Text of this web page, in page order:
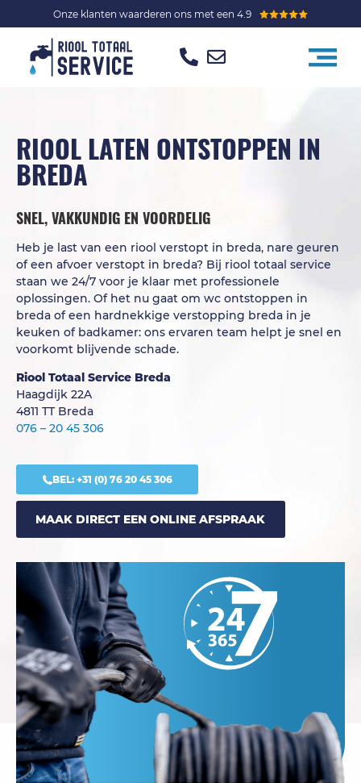
Onze klanten waarderen ons met een 4.9
RIOOL LATEN ONTSTOPPEN IN
BREDA
SNEL, VAKKUNDIG EN VOORDELIG
Heb je last van een riool verstopt in breda, nare geuren
of een afvoer verstopt in breda? Bij riool totaal service
staan we 24/7 voor je klaar met professionele
oplossingen. Of het nu gaat om wc ontstoppen in
breda of een hardnekkige verstopping breda in je
keuken of badkamer: ons ervaren team helpt je snel en
voorkomt blijvende schade.
Riool Totaal Service Breda
Haagdijk 22A
4811 TT Breda
076 – 20 45 306
BEL: +31 (0) 76 20 45 306
MAAK DIRECT EEN ONLINE AFSPRAAK